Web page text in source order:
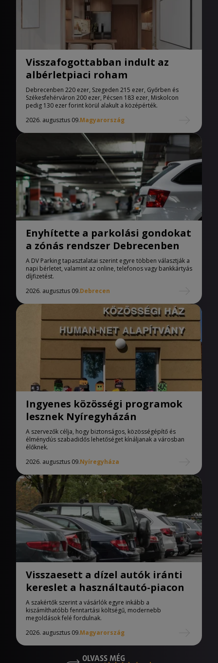
Visszafogottabban indult az
albérletpiaci roham
Debrecenben 220 ezer, Szegeden 215 ezer, Győrben és
Székesfehérváron 200 ezer, Pécsen 183 ezer, Miskolcon
pedig 130 ezer forint körül alakult a középérték.
2026. augusztus 09.Magyarország
Enyhítette a parkolási gondokat
a zónás rendszer Debrecenben
A DV Parking tapasztalatai szerint egyre többen választják a
napi bérletet, valamint az online, telefonos vagy bankkártyás
díjfizetést.
2026. augusztus 09.Debrecen
Ingyenes közösségi programok
lesznek Nyíregyházán
A szervezők célja, hogy biztonságos, közösségépítő és
élménydús szabadidős lehetőséget kínáljanak a városban
élőknek.
2026. augusztus 09.Nyíregyháza
Visszaesett a dízel autók iránti
kereslet a használtautó-piacon
A szakértők szerint a vásárlók egyre inkább a
kiszámíthatóbb fenntartási költségű, modernebb
megoldások felé fordulnak.
2026. augusztus 09.Magyarország
OLVASS MÉG